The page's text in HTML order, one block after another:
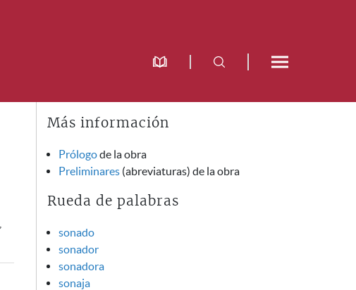
Más información
Prólogode la obra
Preliminares (abreviaturas) de la obra
Rueda de palabras
sonado
sonador
sonadora
sonaja